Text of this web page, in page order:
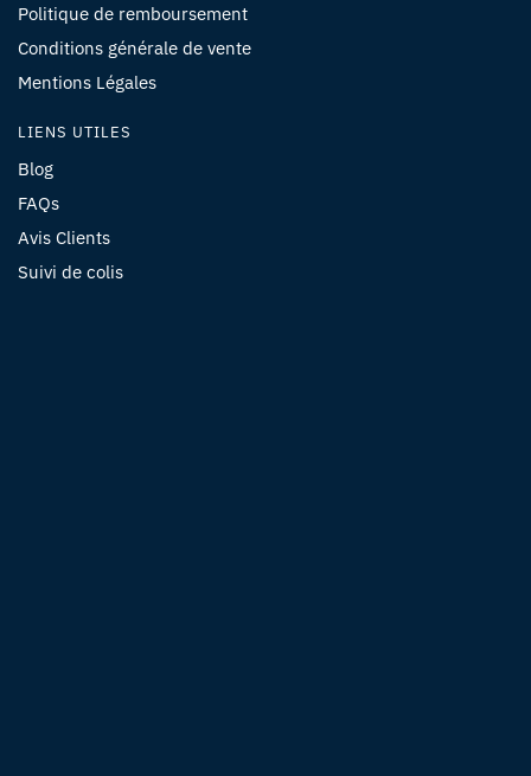
Politique de remboursement
Conditions générale de vente
Mentions Légales
LIENS UTILES
Blog
FAQs
Avis Clients
Suivi de colis